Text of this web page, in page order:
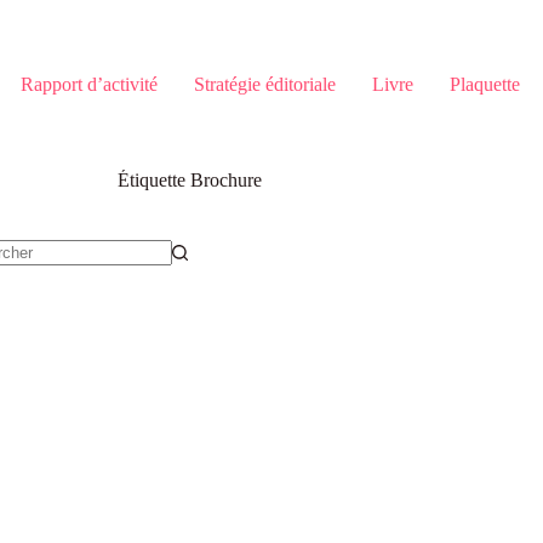
Rapport d’activité Stratégie éditoriale Livre Plaquette
Étiquette Brochure